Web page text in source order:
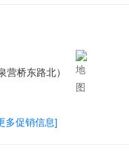
桥东路北）
多促销信息]